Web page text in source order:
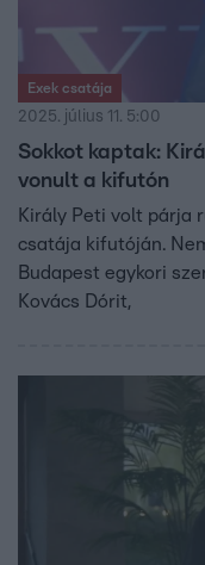
Exek csatája
2025. július 11. 5:00
Sokkot kaptak:
vonult a kifutón
Király Peti volt párja
csatája kifutóján.
Budapest egykori
Kovács Dórit,